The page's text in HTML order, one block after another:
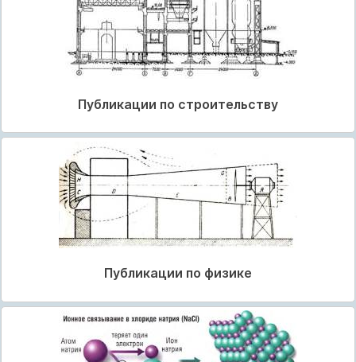
Публикации по строительству
Публикации по физике